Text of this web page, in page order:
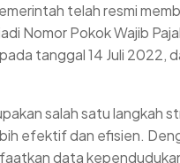
telah resmi
Nomor Pokok Wajib
tanggal 14 Juli
salah satu langkah
efektif dan efisien.
data